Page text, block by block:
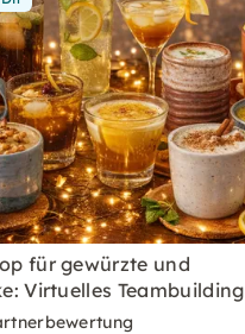
für gewürzte und
Virtuelles Teambuilding